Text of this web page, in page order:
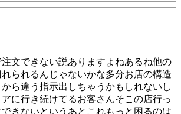
文できない説ありますよねあるね他の
られるんじゃないかな多分お店の構造
ら違う指示出しちゃうかもしれないし
に行き続けてるお客さんそこの店行っ
きないというあとこれもっと困るのは